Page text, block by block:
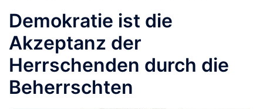
Demokratie ist die
Akzeptanz der
Herrschenden durch die
Beherrschten